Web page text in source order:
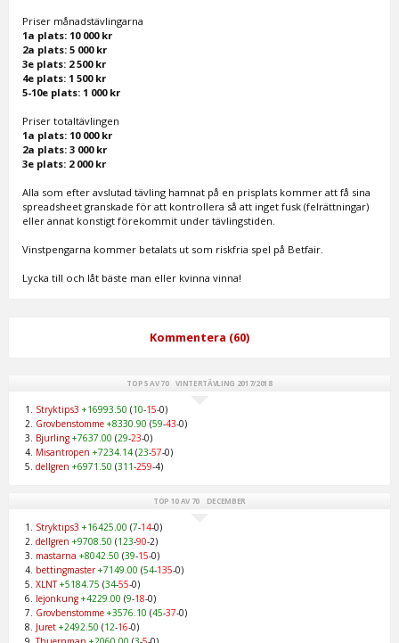
Priser månadstävlingarna
1a plats: 10 000 kr
2a plats: 5 000 kr
3e plats: 2 500 kr
4e plats: 1 500 kr
5-10e plats: 1 000 kr
Priser totaltävlingen
1a plats: 10 000 kr
2a plats: 3 000 kr
3e plats: 2 000 kr
Alla som efter avslutad tävling hamnat på en prisplats kommer att få sina
spreadsheet granskade för att kontrollera så att inget fusk (felrättningar)
eller annat konstigt förekommit under tävlingstiden.
Vinstpengarna kommer betalats ut som riskfria spel på Betfair.
Lycka till och låt bäste man eller kvinna vinna!
Kommentera (60)
TOP 5 AV 70 VINTERTÄVLING 2017/2018
Stryktips3 +16993.50 (10-15-0)
Grovbenstomme +8330.90 (59-43-0)
Bjurling +7637.00 (29-23-0)
Misantropen +7234.14 (23-57-0)
dellgren +6971.50 (311-259-4)
TOP 10 AV 70 DECEMBER
Stryktips3 +16425.00 (7-14-0)
dellgren +9708.50 (123-90-2)
mastarna +8042.50 (39-15-0)
bettingmaster +7149.00 (54-135-0)
XLNT +5184.75 (34-55-0)
lejonkung +4229.00 (9-18-0)
Grovbenstomme +3576.10 (45-37-0)
Juret +2492.50 (12-16-0)